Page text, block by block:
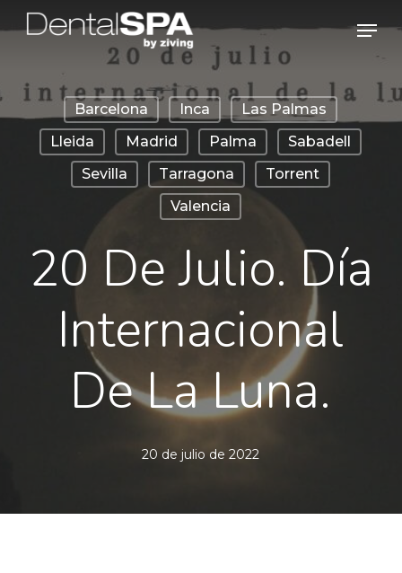
Skip
content
Menu
Barcelona Inca
Las Palmas
Lleida
Madrid Palma
Sabadell
Sevilla
Tarragona
Torrent
Valencia
20 De Julio. Día
Internacional
De La Luna.
20 de julio de 2022